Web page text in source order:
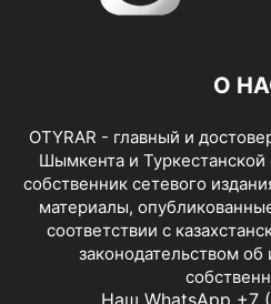
О
OTYRAR - главный и
Шымкента и
собственник сетевого
материалы,
соответствии с
законодательством об
Наш WhatsApp +7